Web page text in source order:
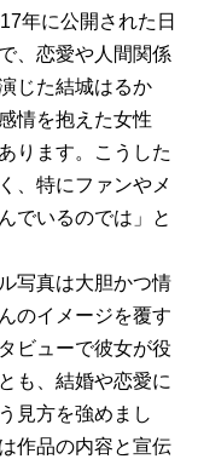
年に公開された日
、恋愛や人間関係
じた結城はるか
情を抱えた女性
ります。こうした
、特にファンやメ
でいるのでは」と
写真は大胆かつ情
のイメージを覆す
ビューで彼女が役
も、結婚や恋愛に
見方を強めまし
作品の内容と宣伝